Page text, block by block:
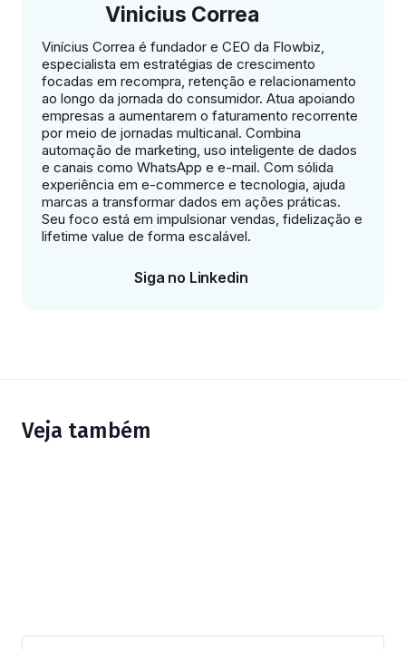
Vinicius Correa
Vinícius Correa é fundador e CEO da Flowbiz,
especialista em estratégias de crescimento
focadas em recompra, retenção e relacionamento
ao longo da jornada do consumidor. Atua apoiando
empresas a aumentarem o faturamento recorrente
por meio de jornadas multicanal. Combina
automação de marketing, uso inteligente de dados
e canais como WhatsApp e e-mail. Com sólida
experiência em e-commerce e tecnologia, ajuda
marcas a transformar dados em ações práticas.
Seu foco está em impulsionar vendas, fidelização e
lifetime value de forma escalável.
Siga no Linkedin
Veja também